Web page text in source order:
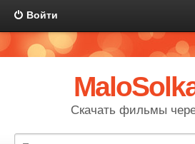
Войти
Скачать фильмы